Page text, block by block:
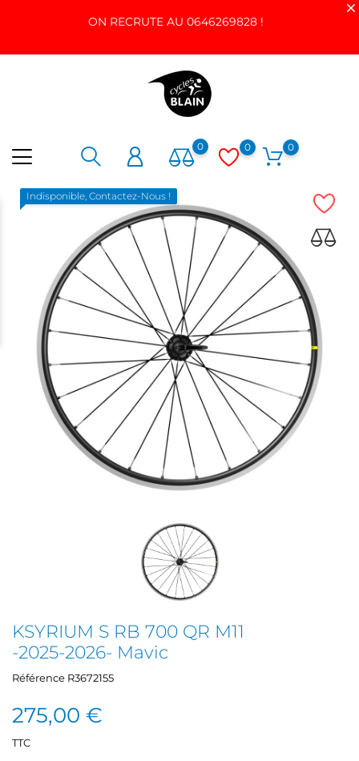
ON RECRUTE AU 0646269828 !
0 0 0
Indisponible, Contactez-Nous !
KSYRIUM S RB 700 QR M11
-2025-2026- Mavic
Référence R3672155
275,00 €
TTC